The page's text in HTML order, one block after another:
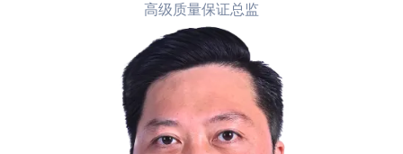
高级质量保证总监